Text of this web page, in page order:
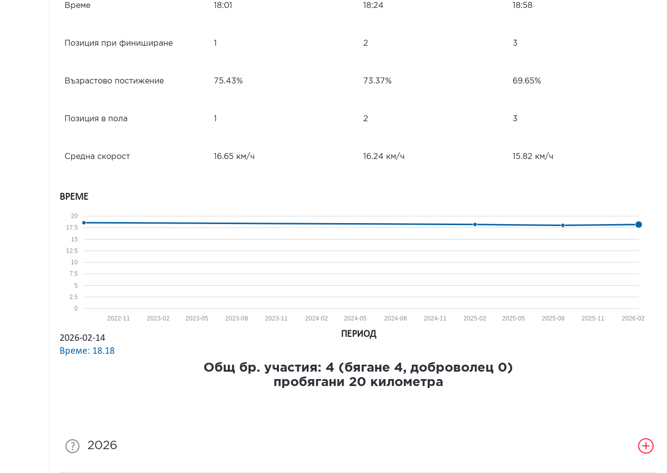
Време 18:01 18:24 18:58
Позиция при финиширане 2 3
Възрастово постижение 75.43% 73.37% 69.65%
Позиция в пола 2 3
Средна скорост 16.65 км/ч 16.24 км/ч 15.82 км/ч
ВРЕМЕ
0
2.5
5
7.5
10
12.5
15
17.5
20
2026-02
2025-11
2025-08
2025-05
2025-02
2024-11
2024-08
2024-05
2024-02
2023-11
2023-08
2023-05
2023-02
2022-11
2026-02-14
Време: 18.18
ПЕРИОД
Общ бр. участия: 4 (бягане 4, доброволец 0)
пробягани 20 километра
2026